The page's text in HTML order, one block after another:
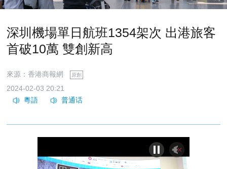
深圳機場單日航班1354架次 出港旅客
首破10萬 雙創新高
來源：香港商報網 原創
2024-02-03 20:21